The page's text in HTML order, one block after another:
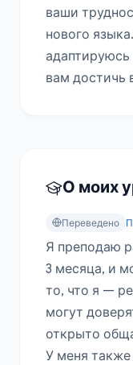
ваши
нового
вам достичь
О моих
Переведено
Я преподаю
3 месяца, и
то, что я —
могут
открыто
У меня также